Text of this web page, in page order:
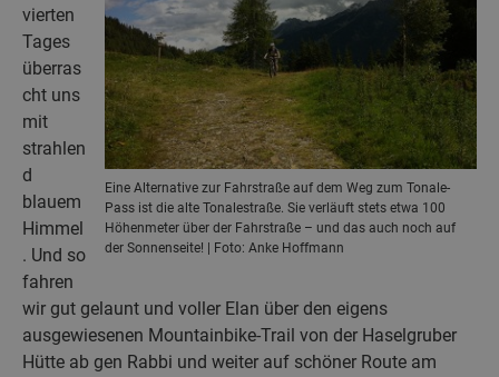
Eine Alternative zur Fahrstraße auf dem Weg zum Tonale-
Pass ist die alte Tonalestraße. Sie verläuft stets etwa 100
Höhenmeter über der Fahrstraße – und das auch noch auf
der Sonnenseite! | Foto: Anke Hoffmann
vierten
Tages
überras
cht uns
mit
strahlen
d
blauem
Himmel
. Und so
fahren
wir gut gelaunt und voller Elan über den eigens
ausgewiesenen Mountainbike-Trail von der Haselgruber
Hütte ab gen Rabbi und weiter auf schöner Route am